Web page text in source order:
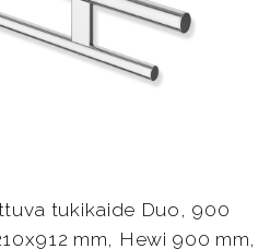
tukikaide Duo, 900
mm, Hewi 900 mm,